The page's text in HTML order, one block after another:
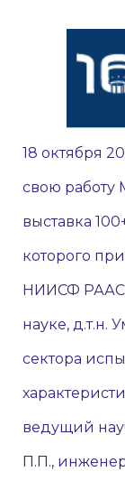
18 октября
свою
выставка
которого
НИИСФ
науке, д.т.н.
сектора
ведущий
П.П.,